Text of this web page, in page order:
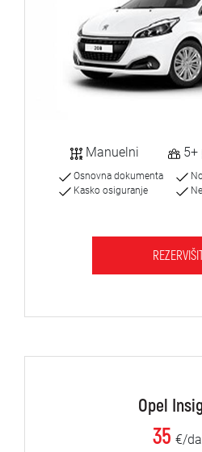
Manuelni 5+
Osnovna dokumenta
Kasko osiguranje
Opel
35 €/